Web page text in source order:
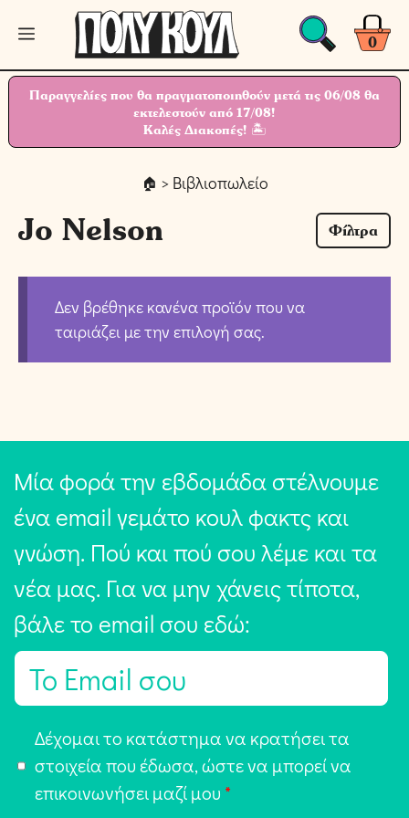
Μετάβαση
περιεχόμενο
0
Μενού
Παραγγελίες που θα πραγματοποιηθούν μετά τις 06/08 θα
εκτελεστούν από 17/08!
Καλές Διακοπές! 🏝
> Βιβλιοπωλείο
Jo Nelson Φίλτρα
Δεν βρέθηκε κανένα προϊόν που να
ταιριάζει με την επιλογή σας.
Μία φορά την εβδομάδα στέλνουμε
ένα email γεμάτο κουλ φακτς και
γνώση. Πού και πού σου λέμε και τα
νέα μας. Για να μην χάνεις τίποτα,
βάλε το email σου εδώ:
E
π
Δέχομαι το κατάστημα να κρατήσει τα
στοιχεία που έδωσα, ώστε να μπορεί να
επικοινωνήσει μαζί μου *